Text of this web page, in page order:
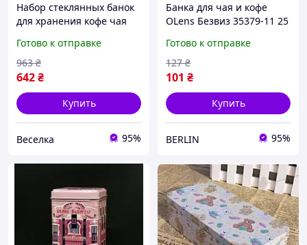
Набор стеклянных банок
для хранения кофе чая
контейнеры для кухни
FLAME
Готово к отправке
642₴
963 ₴
Купить
Веселка 95%
Банка для чая и кофе
OLens Безвиз 35379-11 25
Готово к отправке
101 ₴
127 ₴
Купить
BERLIN 95%